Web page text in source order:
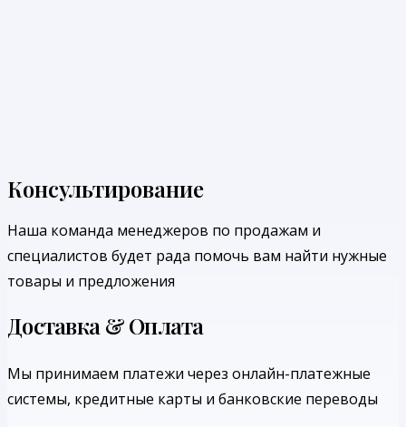
Консультирование
Наша команда менеджеров по продажам и
специалистов будет рада помочь вам найти нужные
товары и предложения
Доставка & Оплата
Мы принимаем платежи через онлайн-платежные
системы, кредитные карты и банковские переводы